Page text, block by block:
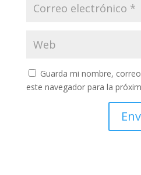
Guarda mi nombre,
este navegador para la